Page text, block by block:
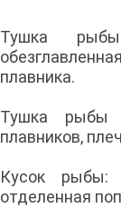
Тушка
плавника.
Тушка рыбы
плавников,
Кусок рыбы:
отделенная